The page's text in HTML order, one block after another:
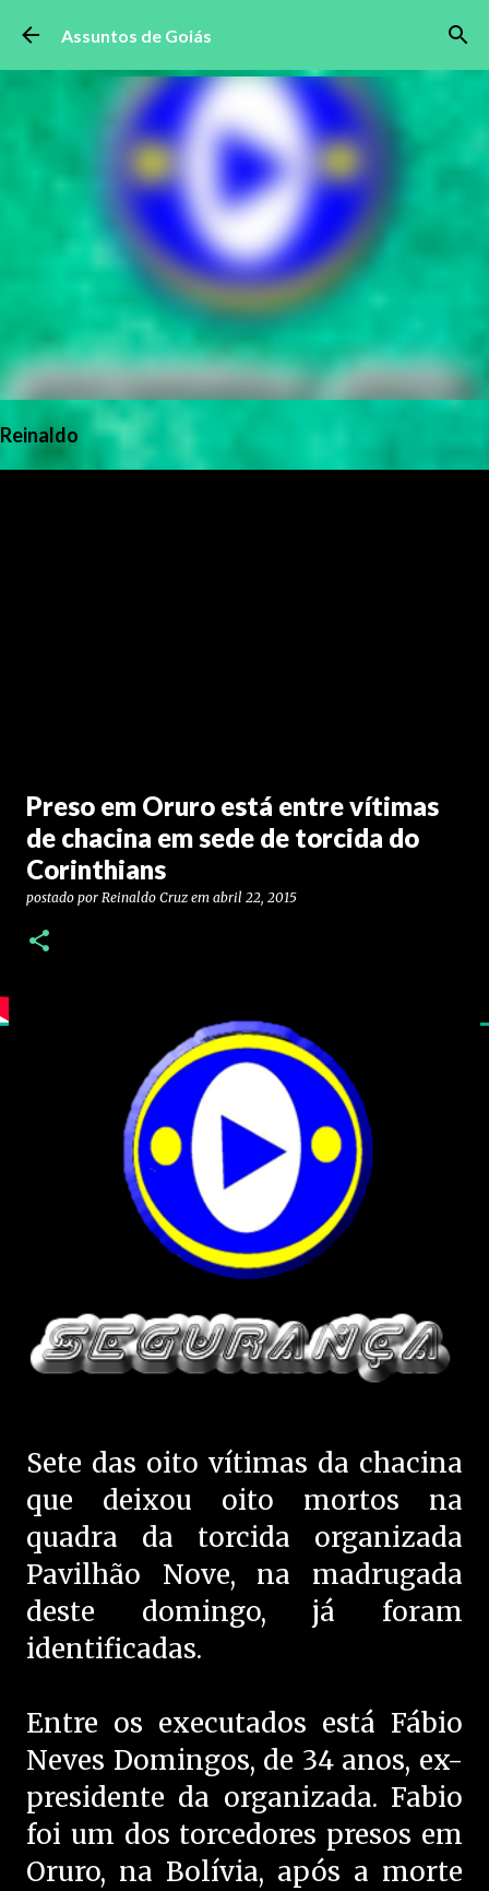
Pular para o conteúdo principal
Assuntos de Goiás
Reinaldo
Preso em Oruro está entre vítimas
de chacina em sede de torcida do
Corinthians
postado por Reinaldo Cruz em abril 22, 2015
Sete das oito vítimas da chacina
que deixou oito mortos na
quadra da torcida organizada
Pavilhão Nove, na madrugada
deste domingo, já foram
identificadas.
Entre os executados está Fábio
Neves Domingos, de 34 anos, ex-
presidente da organizada. Fabio
foi um dos torcedores presos em
Oruro, na Bolívia, após a morte